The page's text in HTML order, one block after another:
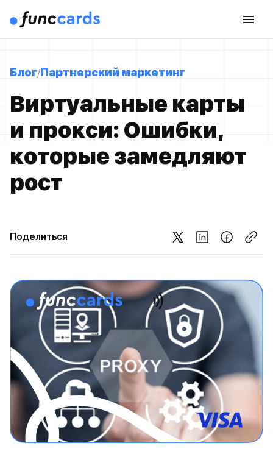
Блог Партнерский маркетинг
Виртуальные карты
и прокси: Ошибки,
которые замедляют
рост
Поделиться